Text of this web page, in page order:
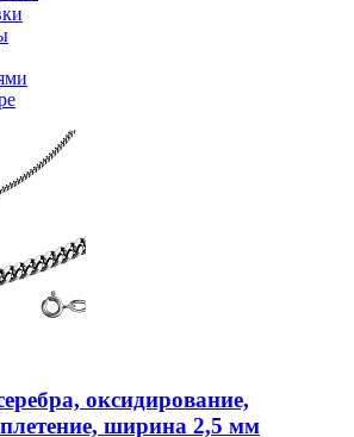
оксидирование,
ширина 2,5 мм